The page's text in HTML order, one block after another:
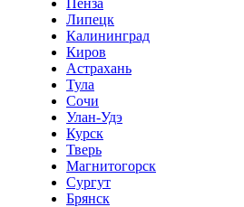
Пенза
Липецк
Калининград
Киров
Астрахань
Тула
Сочи
Улан-Удэ
Курск
Тверь
Магнитогорск
Сургут
Брянск